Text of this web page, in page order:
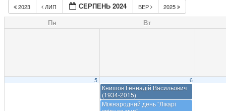
2023 ЛИП СЕРПЕНЬ 2024 ВЕР 2025
Пн Вт
5 6
Книшов Геннадій Васильович
(1934-2015)
Міжнародний день “Лікарі